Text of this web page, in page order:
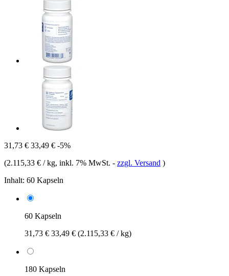
31,73 € 33,49 € -5%
(2.115,33 € / kg, inkl. 7% MwSt. - zzgl. Versand )
Inhalt: 60 Kapseln
60 Kapseln
31,73 € 33,49 € (2.115,33 € / kg)
180 Kapseln